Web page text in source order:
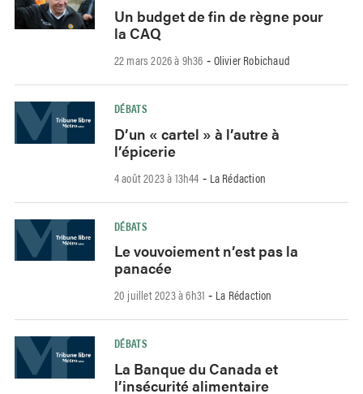
Un budget de fin de règne pour
la CAQ
22 mars 2026 à 9h36 - Olivier Robichaud
DÉBATS
D’un « cartel » à l’autre à
l’épicerie
4 août 2023 à 13h44 - La Rédaction
DÉBATS
Le vouvoiement n’est pas la
panacée
20 juillet 2023 à 6h31 - La Rédaction
DÉBATS
La Banque du Canada et
l’insécurité alimentaire